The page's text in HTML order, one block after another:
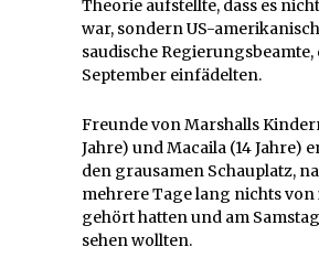
Theorie aufstellte, dass es
war, sondern US-
saudische Regierungsbeamte,
September einfädelten.
Freunde von Marshalls
Jahre) und Macaila (14 Jahre)
den grausamen Schauplatz,
mehrere Tage lang nichts
gehört hatten und am
sehen wollten.